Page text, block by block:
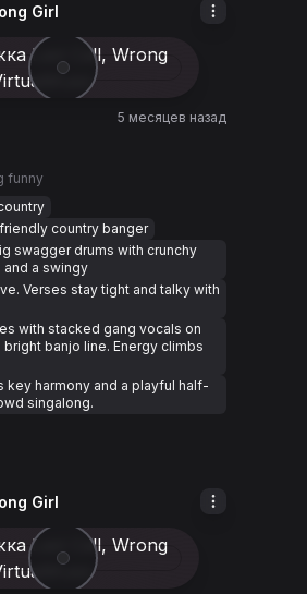
Girl
5 месяцев назад
funny
country banger
swagger drums with crunchy
a swingy
Verses stay tight and talky with
with stacked gang vocals on
banjo line. Energy climbs
key harmony and a playful half-
singalong.
Girl